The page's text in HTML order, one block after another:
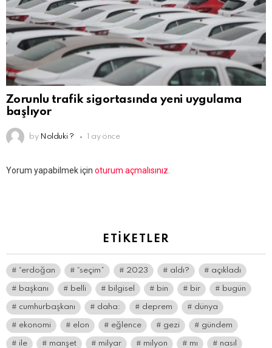
Zorunlu trafik sigortasında yeni uygulama
başlıyor
by Nolduki ? 1 ay önce
Bir
Yorum yapabilmek için oturum açmalısınız.
ETIKETLER
“erdoğan “seçim” 2023 aldı? açıkladı
başkanı belli bilgisel bin bir bugün
cumhurbaşkanı daha: deprem dünya
ekonomi elon eğlence gezi gündem
ile manşet milyar milyon mı nasıl